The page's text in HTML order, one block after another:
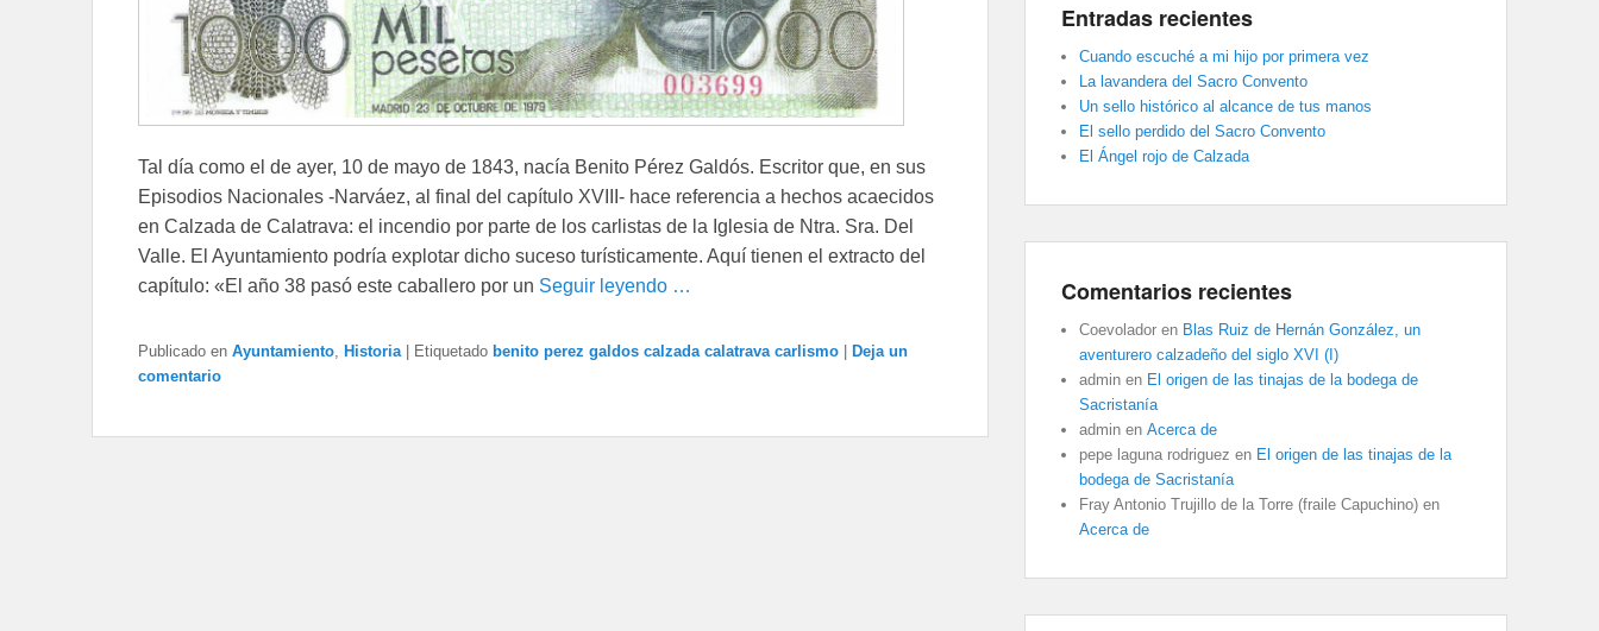
Tal día como el de ayer, 10 de mayo de 1843, nacía Benito Pérez Galdós. Escritor que, en sus
Episodios Nacionales -Narváez, al final del capítulo XVIII- hace referencia a hechos acaecidos
en Calzada de Calatrava: el incendio por parte de los carlistas de la Iglesia de Ntra. Sra. Del
Valle. El Ayuntamiento podría explotar dicho suceso turísticamente. Aquí tienen el extracto del
capítulo: «El año 38 pasó este caballero por un Seguir leyendo …
Publicado en Ayuntamiento Historia | Etiquetado benito perez galdos calzada calatrava carlismo | Deja un
comentario
Entradas recientes
Cuando escuché a mi hijo por primera vez
La lavandera del Sacro Convento
Un sello histórico al alcance de tus manos
El sello perdido del Sacro Convento
El Ángel rojo de Calzada
Comentarios recientes
Coevolador en Blas Ruiz de Hernán González, un
aventurero calzadeño del siglo XVI (I)
admin en El origen de las tinajas de la bodega de
Sacristanía
admin en Acerca de
pepe laguna rodriguez en El origen de las tinajas de la
bodega de Sacristanía
Fray Antonio Trujillo de la Torre (fraile Capuchino) en
Acerca de